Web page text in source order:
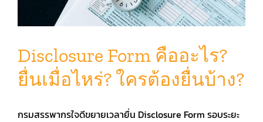
Disclosure Form คืออะไร?
ยื่นเมื่อไหร่? ใครต้องยื่นบ้าง?
กรมสรรพากรใจดีขยายเวลายื่น Disclosure Form รอบระยะ